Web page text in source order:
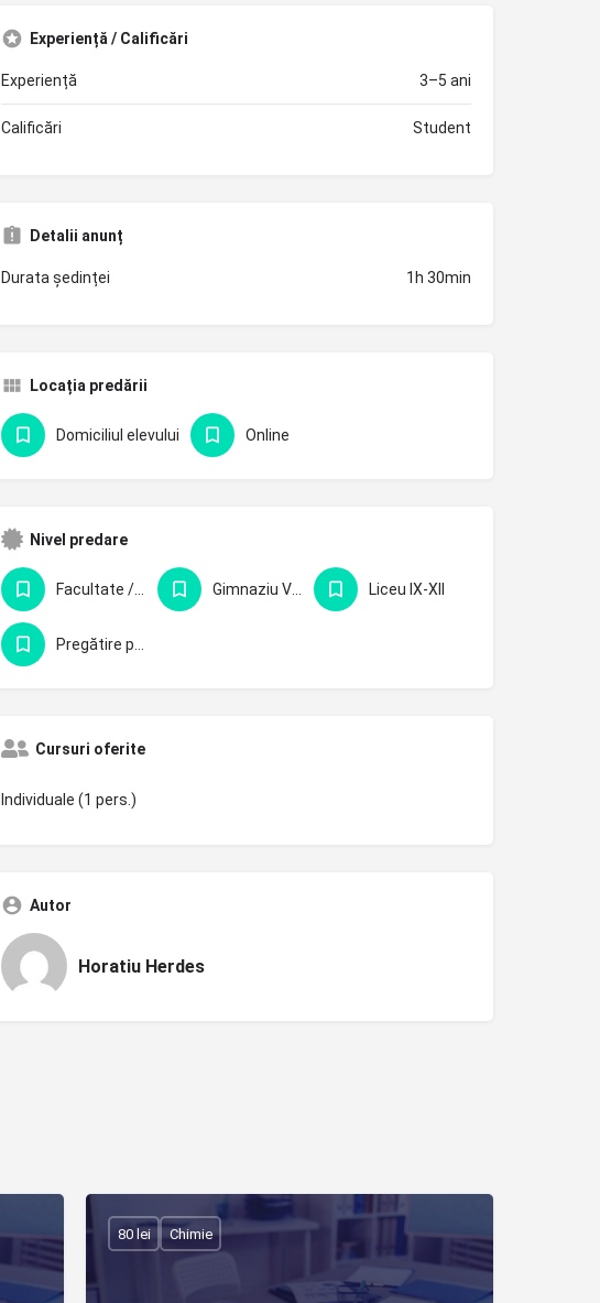
Experiență / Calificări
Experiență 3–5 ani
Calificări Student
Detalii anunț
Durata ședinței 1h 30min
Locația predării
Domiciliul elevului Online
Nivel predare
Facultate / pregătire profesională Gimnaziu V-VIII Liceu IX-XII
Cursuri oferite
Individuale (1 pers.)
Autor
Horatiu Herdes
80 lei Chimie